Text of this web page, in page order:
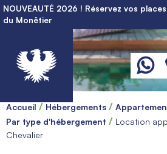
NOUVEAUTÉ 2026 ! Réservez vos
du Monêtier
Accueil Hébergements
Par type d'hébergement
Location
Chevalier